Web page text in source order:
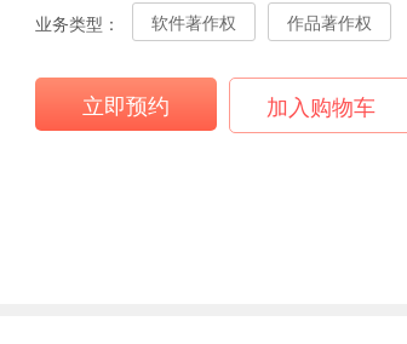
业务类型： 软件著作权 作品著作权
立即预约 加入购物车